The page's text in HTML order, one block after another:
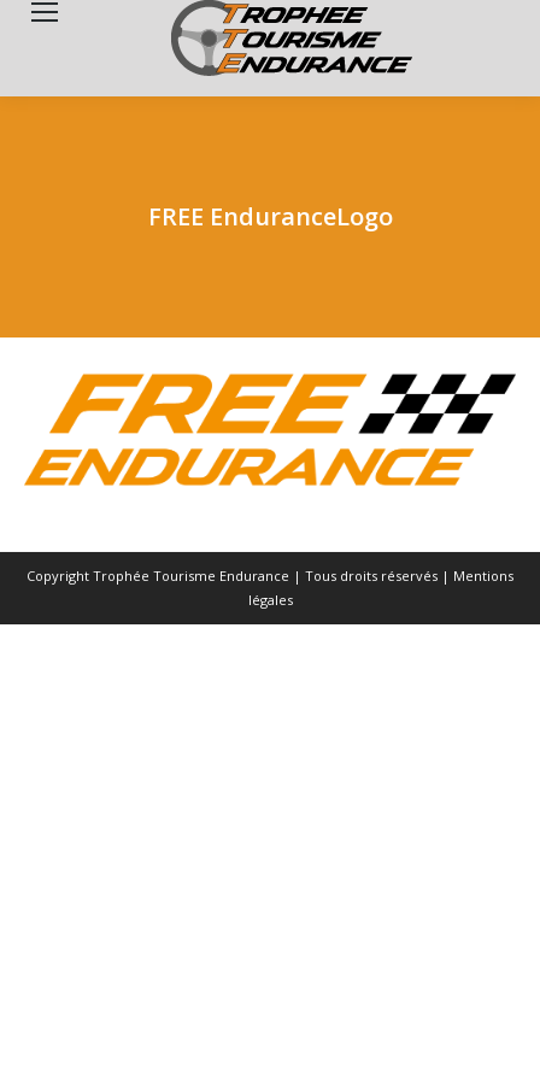
FREE EnduranceLogo
Copyright Trophée Tourisme Endurance | Tous droits réservés | Mentions
légales